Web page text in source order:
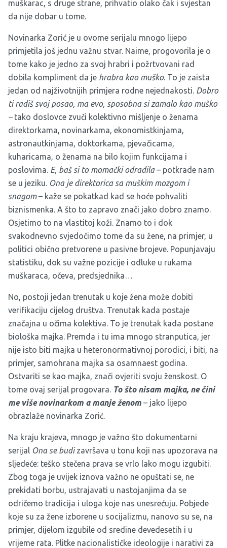
muškarac, s druge strane, prihvatio olako čak i svjestan
da nije dobar u tome.
Novinarka Zorić je u ovome serijalu mnogo lijepo
primjetila još jednu važnu stvar. Naime, progovorila je o
tome kako je jedno za svoj hrabri i požrtvovani rad
dobila kompliment da je hrabra kao muško. To je zaista
jedan od najživotnijih primjera rodne nejednakosti. Dobro
ti radiš svoj posao, ma evo, sposobna si zamalo kao muško
–tako doslovce zvuči kolektivno mišljenje o ženama
direktorkama, novinarkama, ekonomistkinjama,
astronautkinjama, doktorkama, pjevačicama,
kuharicama, o ženama na bilo kojim funkcijama i
poslovima. E, baš si to momački odradila– potkrade nam
se u jeziku. Ona je direktorica sa muškim mozgom i
snagom– kaže se pokatkad kad se hoće pohvaliti
biznismenka. A što to zapravo znači jako dobro znamo.
Osjetimo to na vlastitoj koži. Znamo to i dok
svakodnevno svjedočimo tome da su žene, na primjer, u
politici obično pretvorene u pasivne brojeve. Popunjavaju
statistiku, dok su važne pozicije i odluke u rukama
muškaraca, očeva, predsjednika…
No, postoji jedan trenutak u koje žena može dobiti
verifikaciju cijelog društva. Trenutak kada postaje
značajna u očima kolektiva. To je trenutak kada postane
biološka majka. Premda i tu ima mnogo stranputica, jer
nije isto biti majka u heteronormativnoj porodici, i biti, na
primjer, samohrana majka sa osamnaest godina.
Ostvariti se kao majka, znači ovjeriti svoju ženskost. O
tome ovaj serijal progovara. To što nisam majka, ne čini
me više novinarkom a manje ženom – jako lijepo
obrazlaže novinarka Zorić.
Na kraju krajeva, mnogo je važno što dokumentarni
serijal Ona se budizavršava u tonu koji nas upozorava na
sljedeće: teško stečena prava se vrlo lako mogu izgubiti.
Zbog toga je uvijek iznova važno ne opuštati se, ne
prekidati borbu, ustrajavati u nastojanjima da se
odričemo tradicija i uloga koje nas unesrećuju. Pobjede
koje su za žene izborene u socijalizmu, nanovo su se, na
primjer, dijelom izgubile od sredine devedesetih i u
vrijeme rata. Plitke nacionalističke ideologije i narativi za